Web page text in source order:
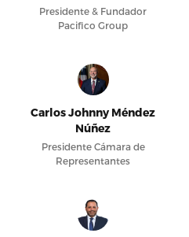
Presidente & Fundador
Pacifico Group
Carlos Johnny Méndez
Núñez
Presidente Cámara de
Representantes